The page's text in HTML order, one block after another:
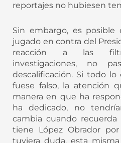
reportajes no hubiesen
Sin embargo, es
jugado en contra del
reacción a las
investigaciones, no
descalificación. Si todo
fuese falso, la atención
manera en que ha
ha dedicado, no
cambia cuando
tiene López Obrador
tuviera duda, esta